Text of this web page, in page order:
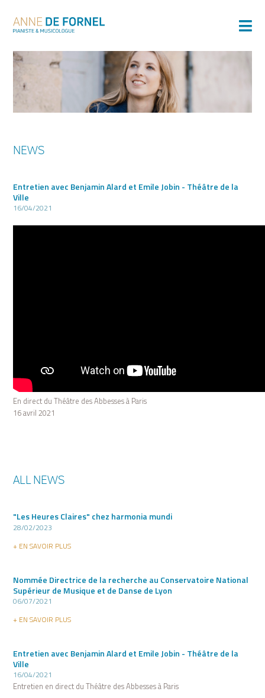
NEWS
Entretien avec Benjamin Alard et Emile Jobin - Théâtre de la
Ville
16/04/2021
En direct du Théâtre des Abbesses à Paris
16 avril 2021
ALL NEWS
"Les Heures Claires" chez harmonia mundi
28/02/2023
+ EN SAVOIR PLUS
Nommée Directrice de la recherche au Conservatoire National
Supérieur de Musique et de Danse de Lyon
06/07/2021
+ EN SAVOIR PLUS
Entretien avec Benjamin Alard et Emile Jobin - Théâtre de la
Ville
16/04/2021
Entretien en direct du Théâtre des Abbesses à Paris